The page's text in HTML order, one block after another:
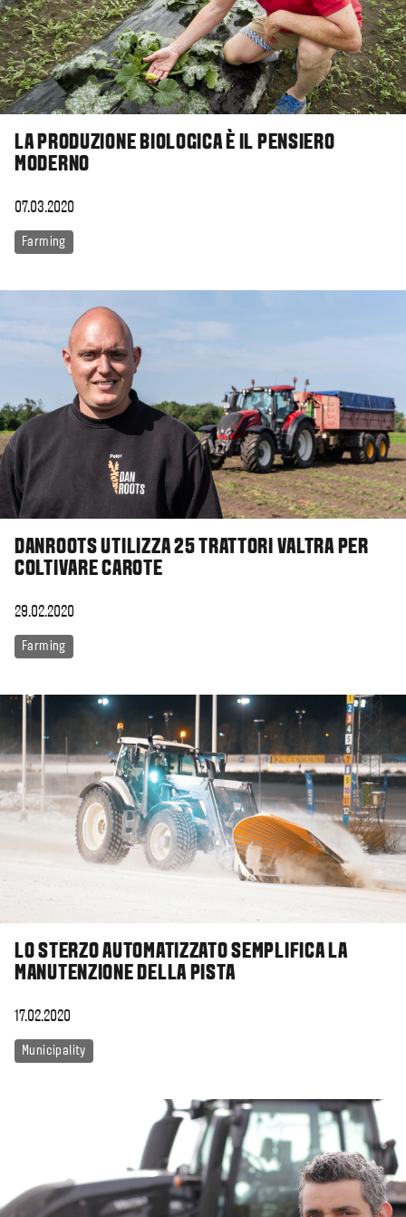
LA PRODUZIONE BIOLOGICA È IL PENSIERO
MODERNO
07.03.2020
Farming
DANROOTS UTILIZZA 25 TRATTORI VALTRA PER
COLTIVARE CAROTE
29.02.2020
Farming
LO STERZO AUTOMATIZZATO SEMPLIFICA LA
MANUTENZIONE DELLA PISTA
17.02.2020
Municipality